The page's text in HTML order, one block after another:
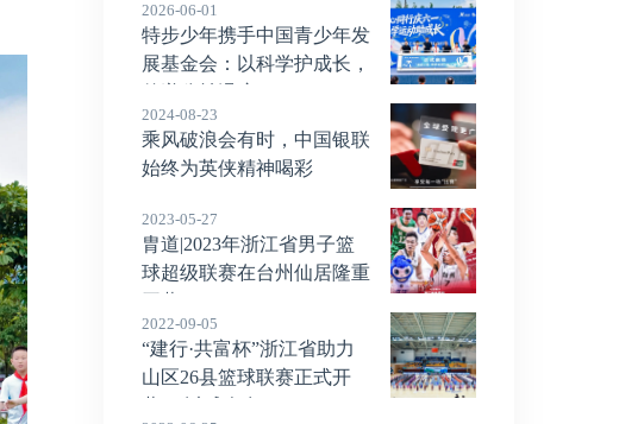
2026-06-01
特步少年携手中国青少年发
展基金会：以科学护成长，
2024-08-23
乘风破浪会有时，中国银联
始终为英侠精神喝彩
2023-05-27
胄道|2023年浙江省男子篮
球超级联赛在台州仙居隆重
2022-09-05
“建行·共富杯”浙江省助力
山区26县篮球联赛正式开